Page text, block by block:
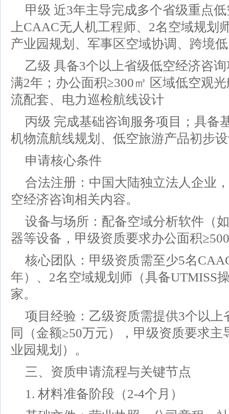
甲级 近3年主导完成多个省级重点
上CAAC无人机工程师、2名空域规划
产业园规划、军事区空域协调、跨境
乙级 具备3个以上省级低空经济咨
满2年；办公面积≥300㎡ 区域低空观
流配套、电力巡检航线设计
丙级 完成基础咨询服务项目；具备
机物流航线规划、低空旅游产品初步
申请核心条件
合法注册：中国大陆独立法人企业
空经济咨询相关内容。
设备与场所：配备空域分析软件（
器等设备，甲级资质要求办公面积
核心团队：甲级资质需至少5名
年）、2名空域规划师（具备UTMISS
家。
项目经验：乙级资质需提供3个以
同（金额≥50万元），甲级资质要求
业园规划）。
三、资质申请流程与关键节点
1. 材料准备阶段（2-4个月）